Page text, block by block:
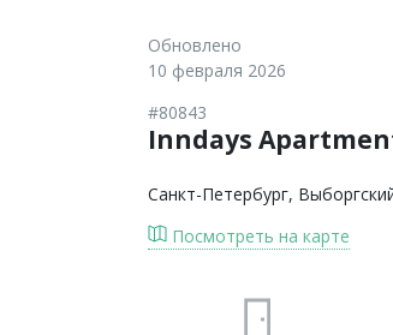
Обновлено
10 февраля 2026
Inndays
#80843
Санкт-Петербург,
Посмотреть на карте